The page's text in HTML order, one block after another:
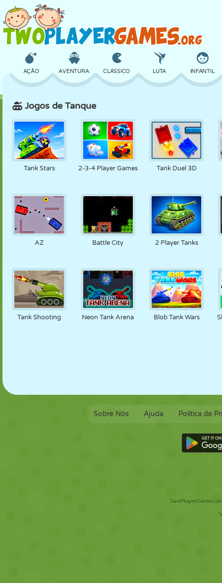
AÇÃO AVENTURA CLÁSSICO LUTA INFANTIL
CASTELO XADREZ CRAZY DEFESA DINOSSAURO
MENINAS PULAR MATEMÁTICA LABIRINTO
FANTOCHE
QUEBRA-
REAÇÃO RETRÔ ROBÔ
ESTRATÉGIA ACROBACIA TANQUE TÊNIS
JOGO DA
VELHA
Jogos de Tanque
Tank Stars 2-3-4 Player Games Tank Duel 3D
AZ Battle City 2 Player Tanks
Tank Shooting Neon Tank Arena Blob Tank Wars
Sobre Nós Ajuda Política de